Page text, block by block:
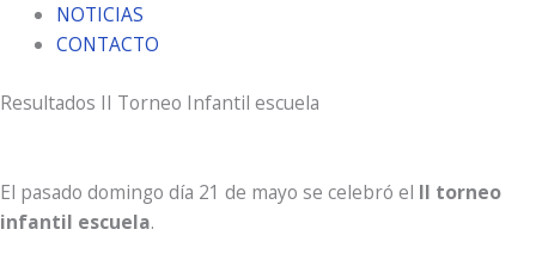
NOTICIAS
CONTACTO
Resultados II Torneo Infantil escuela
El pasado domingo día 21 de mayo se celebró el II torneo
infantil escuela.